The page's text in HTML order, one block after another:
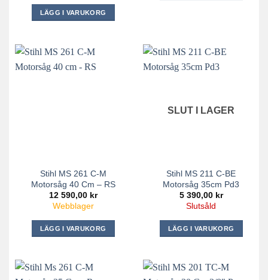
LÄGG I VARUKORG
Stihl MS 261 C-M
Motorsåg 40 Cm – RS
12 590,00 kr
Webblager
LÄGG I VARUKORG
SLUT I LAGER
Stihl MS 211 C-BE
Motorsåg 35cm Pd3
5 390,00 kr
Slutsåld
LÄGG I VARUKORG